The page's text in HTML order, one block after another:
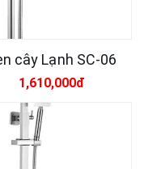
cây Lạnh SC-06
1,610,000đ